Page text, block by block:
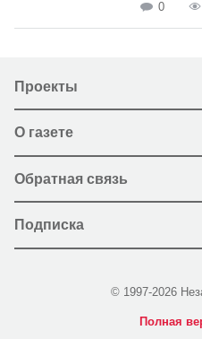
0
Проекты
О газете
Обратная связь
Подписка
© 1997-2026
Полная